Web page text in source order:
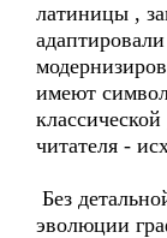
латиницы ,
имеют
читателя -
Без
эволюции